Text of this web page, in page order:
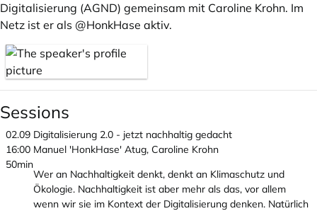
Digitalisierung (AGND) gemeinsam mit Caroline Krohn. Im
Netz ist er als @HonkHase aktiv.
Sessions
02.09
16:00
50min
Digitalisierung 2.0 - jetzt nachhaltig gedacht
Manuel 'HonkHase' Atug, Caroline Krohn
Wer an Nachhaltigkeit denkt, denkt an Klimaschutz und
Ökologie. Nachhaltigkeit ist aber mehr als das, vor allem
wenn wir sie im Kontext der Digitalisierung denken. Natürlich